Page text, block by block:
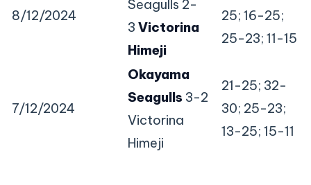
8/12/2024
Seagulls 2-
3 Victorina
Himeji
25; 16-25;
25-23; 11-15
7/12/2024
Okayama
Seagulls 3-2
Victorina
Himeji
21-25; 32-
30; 25-23;
13-25; 15-11